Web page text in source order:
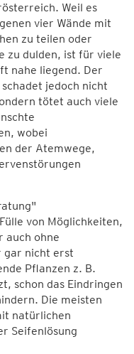
Weil es
vier Wände mit
zu teilen oder
zu dulden, ist für viele
nahe liegend. Der
jedoch nicht
tötet auch viele
wobei
der Atemwege,
von Möglichkeiten,
auch ohne
gar nicht erst
Pflanzen z. B.
schon das Eindringen
Die meisten
natürlichen
Seifenlösung